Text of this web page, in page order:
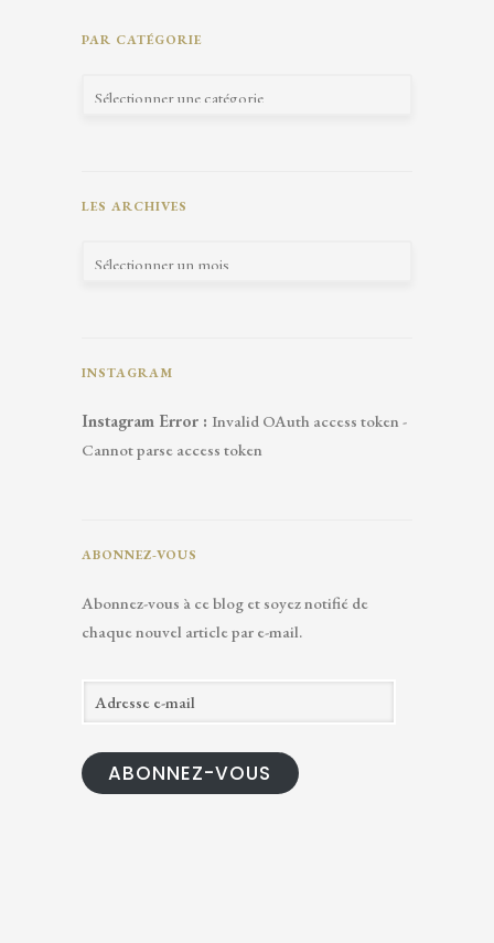
PAR CATÉGORIE
LES ARCHIVES
INSTAGRAM
Instagram Error : Invalid OAuth access token -
Cannot parse access token
ABONNEZ-VOUS
Abonnez-vous à ce blog et soyez notifié de
chaque nouvel article par e-mail.
d
e
ABONNEZ-VOUS